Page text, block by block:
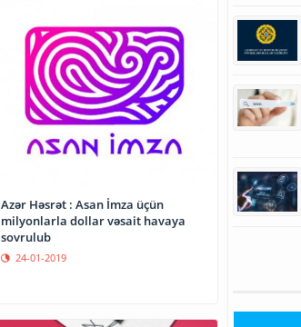
Azər Həsrət : Asan İmza üçün
milyonlarla dollar vəsait havaya
sovrulub
24-01-2019